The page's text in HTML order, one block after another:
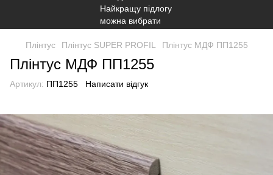
Плінтус Плінтус SUPER PROFIL Плінтус МДФ ПП1255
Плінтус МДФ ПП1255
Артикул: ПП1255 Написати відгук